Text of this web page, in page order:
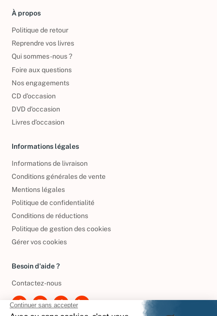
À propos
Politique de retour
Reprendre vos livres
Qui sommes-nous ?
Foire aux questions
Nos engagements
CD d'occasion
DVD d'occasion
Livres d’occasion
Informations légales
Informations de livraison
Conditions générales de vente
Mentions légales
Politique de confidentialité
Conditions de réductions
Politique de gestion des cookies
Gérer vos cookies
Besoin d'aide ?
Contactez-nous